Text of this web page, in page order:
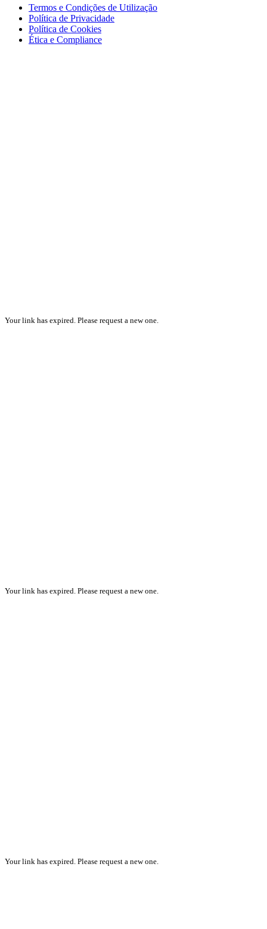
Termos e Condições de Utilização
Política de Privacidade
Política de Cookies
Ética e Compliance
Your link has expired. Please request a new one.
Your link has expired. Please request a new one.
Your link has expired. Please request a new one.